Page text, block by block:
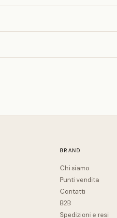
BRAND
Chi siamo
Punti vendita
Contatti
B2B
Spedizioni e resi